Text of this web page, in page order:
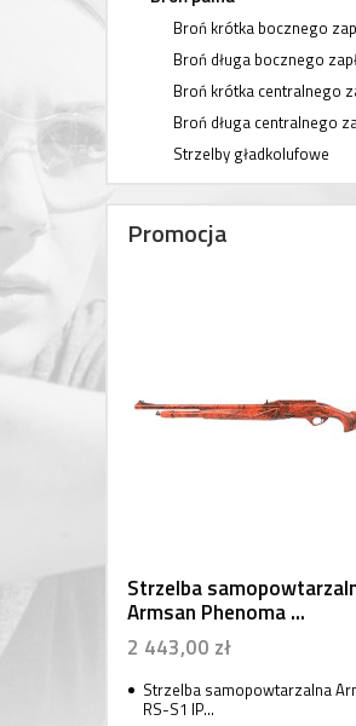
Broń krótka bocznego
Broń długa bocznego
Broń krótka centralnego
Broń długa centralnego
Strzelby gładkolufowe
Promocja
Strzelba
Armsan Phenoma ...
2 443,00 zł
Strzelba samopowtarzalna
RS-S1 IP...